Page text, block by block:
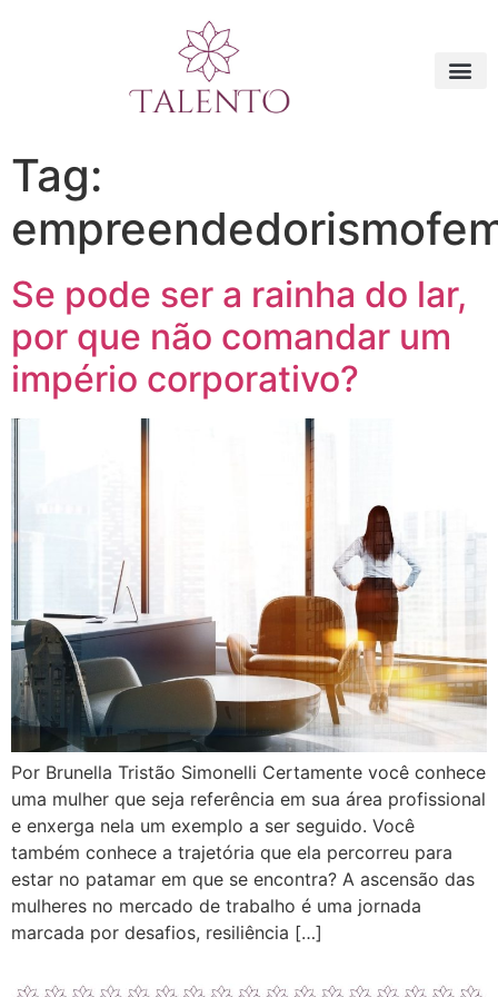
Tag:
Se pode ser a rainha do lar,
por que não comandar um
império corporativo?
Por Brunella Tristão Simonelli Certamente você conhece
uma mulher que seja referência em sua área profissional
e enxerga nela um exemplo a ser seguido. Você
também conhece a trajetória que ela percorreu para
estar no patamar em que se encontra? A ascensão das
mulheres no mercado de trabalho é uma jornada
marcada por desafios, resiliência […]